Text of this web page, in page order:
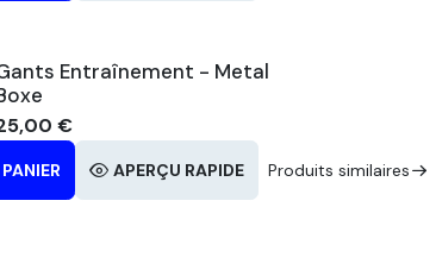
Entraînement - Metal
€
Produits similaires
APERÇU RAPIDE